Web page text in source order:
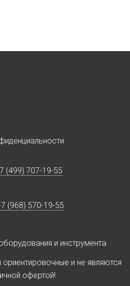
(499) 707-19-55
(968) 570-19-55
и инструмента
и не являются
офертой!